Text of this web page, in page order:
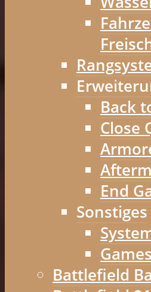
Back
Close
End
Sonstiges
Battlefield